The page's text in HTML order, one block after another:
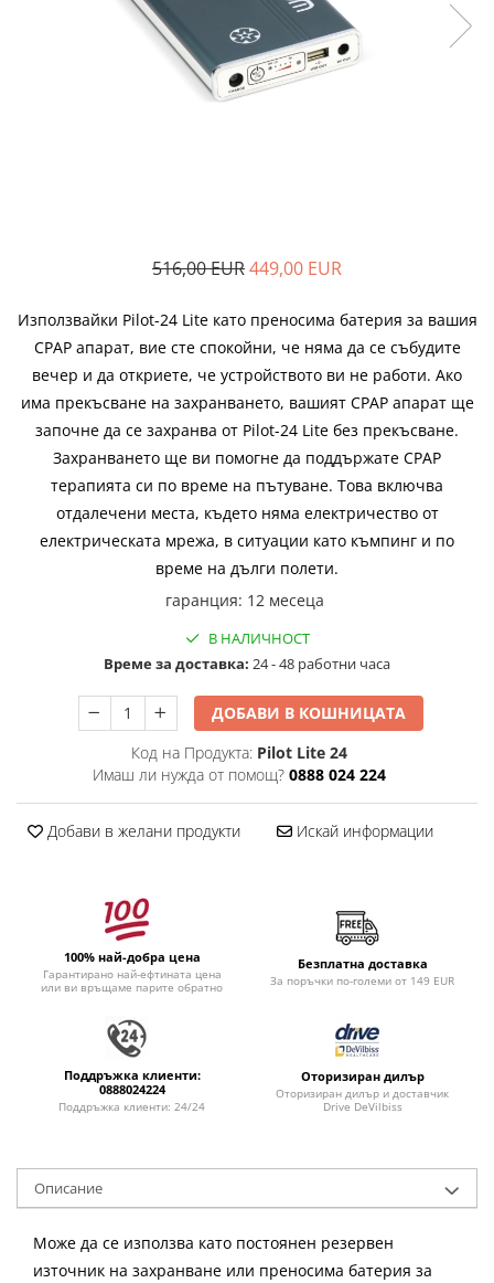
Медицински кислороден спрей
516,00 EUR449,00 EUR
Използвайки Pilot-24 Lite като преносима батерия за вашия
CPAP апарат, вие сте спокойни, че няма да се събудите
вечер и да откриете, че устройството ви не работи. Ако
има прекъсване на захранването, вашият CPAP апарат ще
започне да се захранва от Pilot-24 Lite без прекъсване.
Захранването ще ви помогне да поддържате CPAP
терапията си по време на пътуване. Това включва
отдалечени места, където няма електричество от
електрическата мрежа, в ситуации като къмпинг и по
време на дълги полети.
гаранция: 12 месеца
В НАЛИЧНОСТ
Времe за доставка: 24 - 48 работни часа
ДОБАВИ В КОШНИЦАТА
Код на Продукта: Pilot Lite 24
Имаш ли нужда от помощ? 0888 024 224
Добави в желани продукти Искай информации
100% най-добра цена
Гарантирано най-ефтината цена
или ви връщаме парите обратно
Безплатна доставка
За поръчки по-големи от 149 EUR
Поддръжка клиенти:
0888024224
Поддръжка клиенти: 24/24
Оторизиран дилър
Оторизиран дилър и доставчик
Drive DeVilbiss
Описание
Може да се използва като постоянен резервен
източник на захранване или преносима батерия за